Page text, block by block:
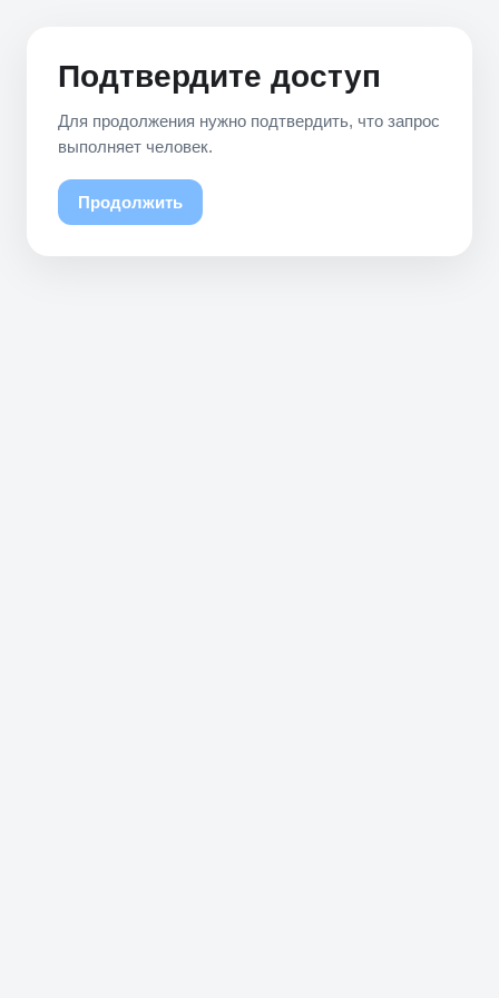
Подтвердите доступ
Для продолжения нужно подтвердить, что запрос
выполняет человек.
Продолжить